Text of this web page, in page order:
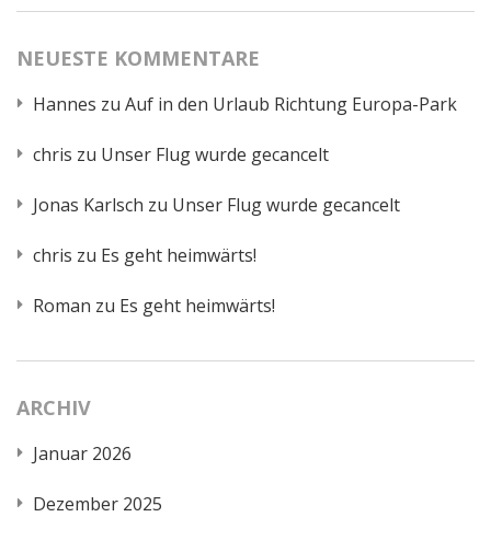
NEUESTE KOMMENTARE
Hannes zu Auf in den Urlaub Richtung Europa-Park
chris zu Unser Flug wurde gecancelt
Jonas Karlsch zu Unser Flug wurde gecancelt
chris zu Es geht heimwärts!
Roman zu Es geht heimwärts!
ARCHIV
Januar 2026
Dezember 2025